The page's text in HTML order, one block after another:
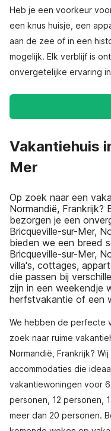
Heb je een voorkeur
een knus huisje, een
aan de zee of in een
mogelijk. Elk verblijf is
onvergetelijke ervaring
Vakantiehuis
Mer
Op zoek naar een
Normandië, Frankrijk?
bezorgen je een
Bricqueville-sur-Mer,
bieden we een breed
Bricqueville-sur-Mer,
villa's, cottages,
die passen bij
zijn in een weekendje
herfstvakantie of een
We hebben de perfecte
zoek naar ruime
Normandië, Frankrijk?
accommodaties die
vakantiewoningen voor
personen, 12 personen,
meer dan 20 personen.